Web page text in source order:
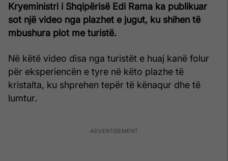
Kryeministri i Shqipërisë Edi Rama ka publikuar
sot një video nga plazhet e jugut, ku shihen të
mbushura plot me turistë.
Në këtë video disa nga turistët e huaj kanë folur
për eksperiencën e tyre në këto plazhe të
kristalta, ku shprehen tepër të kënaqur dhe të
lumtur.